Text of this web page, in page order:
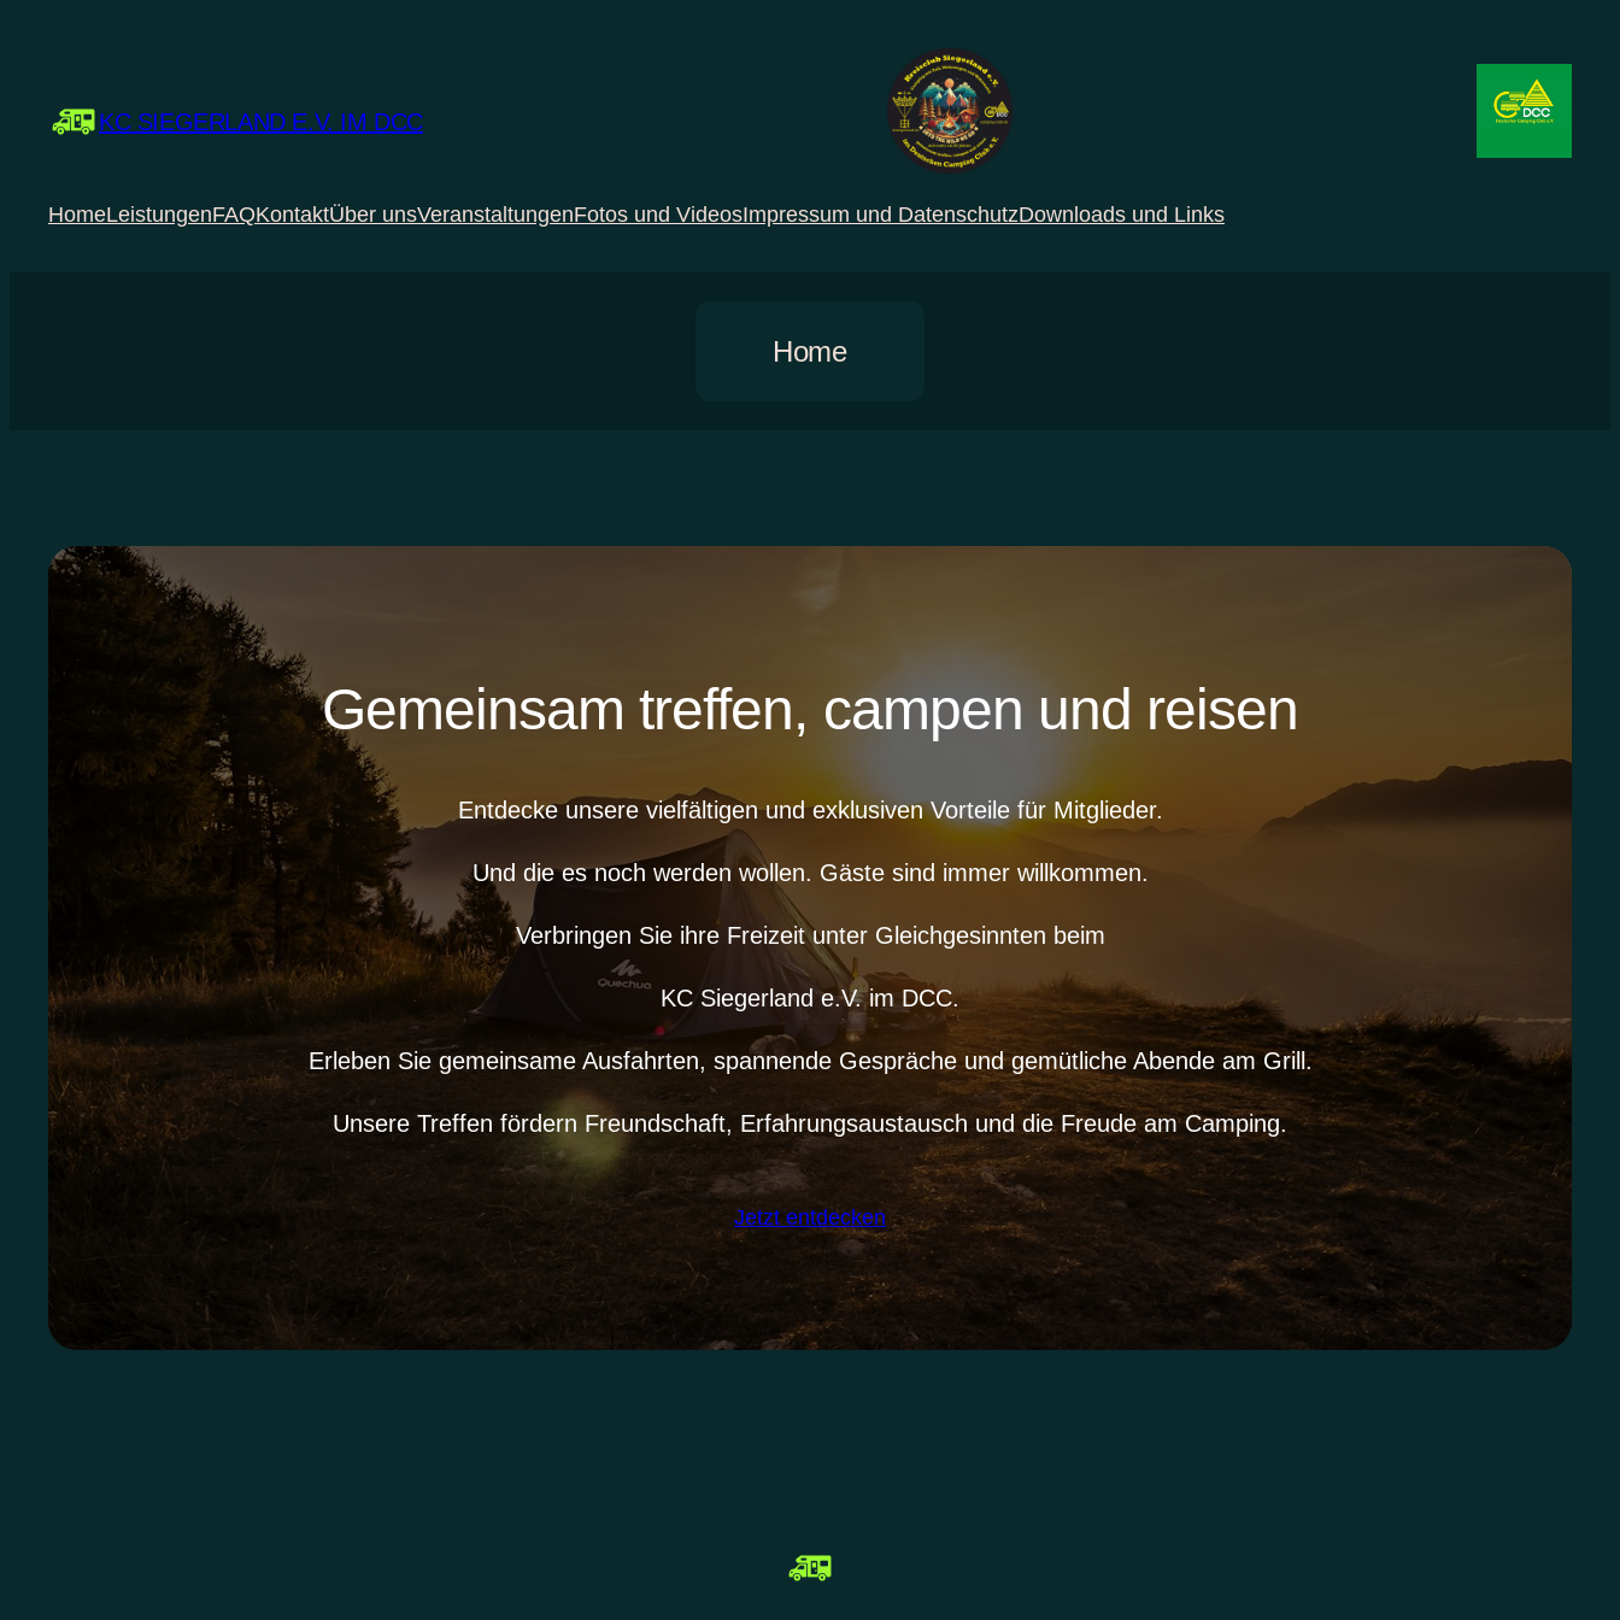
KC SIEGERLAND E.V. IM DCC
HomeLeistungenFAQKontaktÜber unsVeranstaltungenFotos und VideosImpressum und DatenschutzDownloads und Links
Home
Gemeinsam treffen, campen und reisen
Entdecke unsere vielfältigen und exklusiven Vorteile für Mitglieder.
Und die es noch werden wollen. Gäste sind immer willkommen.
Verbringen Sie ihre Freizeit unter Gleichgesinnten beim
KC Siegerland e.V. im DCC.
Erleben Sie gemeinsame Ausfahrten, spannende Gespräche und gemütliche Abende am Grill.
Unsere Treffen fördern Freundschaft, Erfahrungsaustausch und die Freude am Camping.
Jetzt entdecken